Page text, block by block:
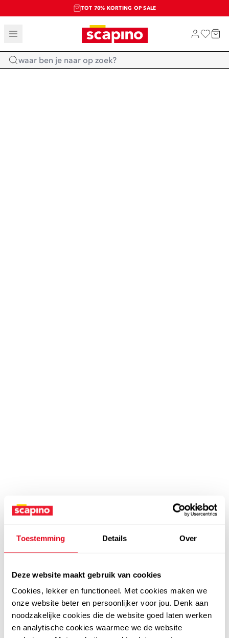
Toestemming Details Over
Deze website maakt gebruik van cookies
Cookies, lekker en functioneel. Met cookies maken we
onze website beter en persoonlijker voor jou. Denk aan
noodzakelijke cookies die de website goed laten werken
en analytische cookies waarmee we de website
TOT 70% KORTING OP SALE
SALE: LAATSTE KANS!
SHOP NIEUW
Home